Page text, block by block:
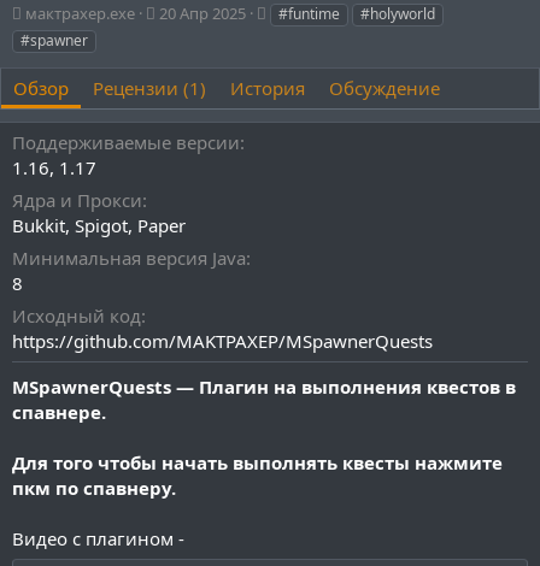
А
в
т
о
р
мактрахер.exe
Д
с
о
з
и
я
20 Апр 2025
Т #funtime
#holyworld
#spawner
Обзор Рецензии (1) История Обсуждение
Поддерживаемые версии
1.16 1.17
Ядра и Прокси
Bukkit Spigot Paper
Минимальная версия Java
8
Исходный код
https://github.com/MAKTPAXEP/MSpawnerQuests
MSpawnerQuests — Плагин на выполнения квестов в
спавнере.
Для того чтобы начать выполнять квесты нажмите
пкм по спавнеру.
Видео с плагином -